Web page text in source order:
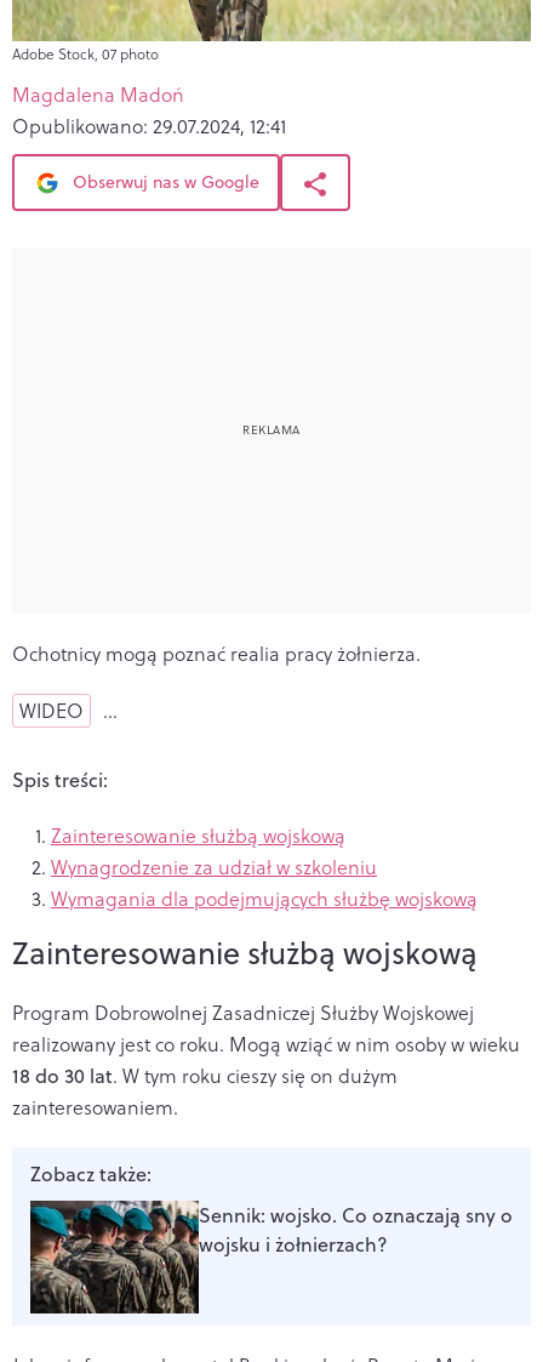
Adobe Stock, 07 photo
Magdalena Madoń
Opublikowano: 29.07.2024, 12:41
Obserwuj nas w Google
Ochotnicy mogą poznać realia pracy żołnierza.
WIDEO …
Spis treści:
Zainteresowanie służbą wojskową
Wynagrodzenie za udział w szkoleniu
Wymagania dla podejmujących służbę wojskową
Zainteresowanie służbą wojskową
Program Dobrowolnej Zasadniczej Służby Wojskowej
realizowany jest co roku. Mogą wziąć w nim osoby w wieku
18 do 30 lat. W tym roku cieszy się on dużym
zainteresowaniem.
Zobacz także:
Sennik: wojsko. Co oznaczają sny o
wojsku i żołnierzach?